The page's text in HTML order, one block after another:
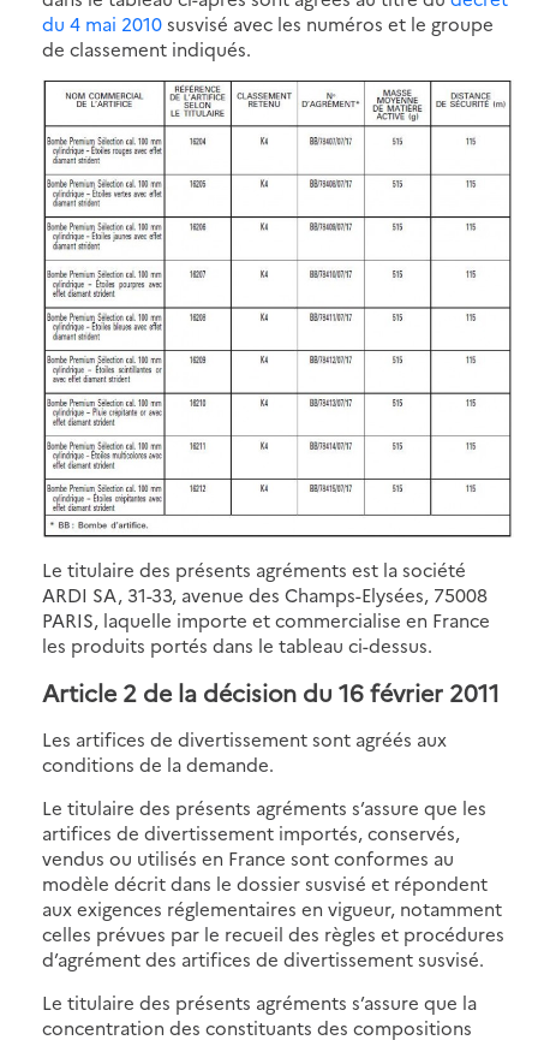
du 4 mai 2010susvisé avec les numéros et le groupe
de classement indiqués.
Le titulaire des présents agréments est la société
ARDI SA, 31-33, avenue des Champs-Elysées, 75008
PARIS, laquelle importe et commercialise en France
les produits portés dans le tableau ci-dessus.
Article 2 de la décision du 16 février 2011
Les artifices de divertissement sont agréés aux
conditions de la demande.
Le titulaire des présents agréments s’assure que les
artifices de divertissement importés, conservés,
vendus ou utilisés en France sont conformes au
modèle décrit dans le dossier susvisé et répondent
aux exigences réglementaires en vigueur, notamment
celles prévues par le recueil des règles et procédures
d’agrément des artifices de divertissement susvisé.
Le titulaire des présents agréments s’assure que la
concentration des constituants des compositions